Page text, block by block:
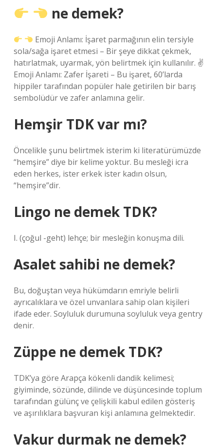
ne demek?
Emoji Anlamı: İşaret parmağının elin tersiyle
sola/sağa işaret etmesi – Bir şeye dikkat çekmek,
hatırlatmak, uyarmak, yön belirtmek için kullanılır. ✌
Emoji Anlamı: Zafer İşareti – Bu işaret, 60’larda
hippiler tarafından popüler hale getirilen bir barış
sembolüdür ve zafer anlamına gelir.
Hemşir TDK var mı?
Öncelikle şunu belirtmek isterim ki literatürümüzde
“hemşire” diye bir kelime yoktur. Bu mesleği icra
eden herkes, ister erkek ister kadın olsun,
“hemşire”dir.
Lingo ne demek TDK?
I. (çoğul -geht) lehçe; bir mesleğin konuşma dili.
Asalet sahibi ne demek?
Bu, doğuştan veya hükümdarın emriyle belirli
ayrıcalıklara ve özel unvanlara sahip olan kişileri
ifade eder. Soyluluk durumuna soyluluk veya gentry
denir.
Züppe ne demek TDK?
TDK’ya göre Arapça kökenli dandik kelimesi;
giyiminde, sözünde, dilinde ve düşüncesinde toplum
tarafından gülünç ve çelişkili kabul edilen gösteriş
ve aşırılıklara başvuran kişi anlamına gelmektedir.
Vakur durmak ne demek?